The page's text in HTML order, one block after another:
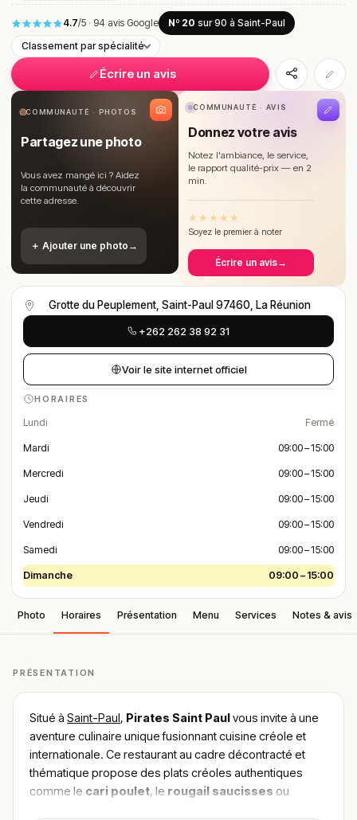
4.7/5 · 94 avis Google Nº 20 sur 90 à Saint-Paul
Classement par spécialité
Écrire un avis
COMMUNAUTÉ · PHOTOS
Partagez une photo
Vous avez mangé ici ? Aidez
la communauté à découvrir
cette adresse.
＋ Ajouter une photo →
COMMUNAUTÉ · AVIS
Donnez votre avis
Notez l'ambiance, le service,
le rapport qualité-prix — en 2
min.
★ ★ ★ ★ ★
Soyez le premier à noter
Écrire un avis→
Grotte du Peuplement, Saint-Paul 97460, La Réunion
+262 262 38 92 31
Voir le site internet officiel
HORAIRES
Lundi Fermé
Mardi 09:00 – 15:00
Mercredi 09:00 – 15:00
Jeudi 09:00 – 15:00
Vendredi 09:00 – 15:00
Samedi 09:00 – 15:00
Dimanche 09:00 – 15:00
Photo Horaires Présentation Menu Services Notes & avis
PRÉSENTATION
Situé à Saint-Paul, Pirates Saint Paulvous invite à une
aventure culinaire unique fusionnant cuisine créole et
internationale. Ce restaurant au cadre décontracté et
thématique propose des plats créoles authentiques
comme le cari poulet, le rougail saucisses ou